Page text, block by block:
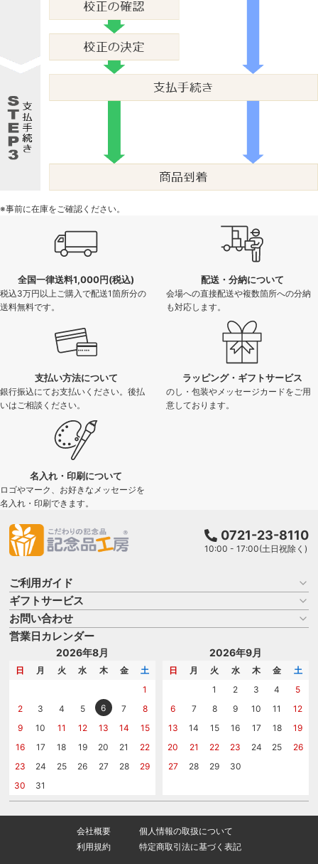
※事前に在庫をご確認ください。
全国一律送料1,000円(税込)
税込3万円以上ご購入で配送1箇所分の
送料無料です。
配送・分納について
会場への直接配送や複数箇所への分納
も対応します。
支払い方法について
銀行振込にてお支払いください。後払
いはご相談ください。
ラッピング・ギフトサービス
のし・包装やメッセージカードをご用
意しております。
名入れ・印刷について
ロゴやマーク、お好きなメッセージを
名入れ・印刷できます。
0721-23-8110
10:00 - 17:00(土日祝除く)
ご利用ガイド
お買い物ガイド
よくある質問
はじめての記念品選び
記念品工房の使い方
ギフトサービス
名入れについて
のし
メッセージカード
お問い合わせ
商品選びを相談する
名入れについて相談する
カタログを請求する
営業日カレンダー
2026年8月
日 月 火 水 木 金
土
1
2
3 4 5 6 7
8
9
10 11 12 13 14
15
16
17 18 19 20 21
22
23
24 25 26 27 28
29
30
31
2026年9月
日 月 火 水 木 金
土
1
2 3 4
5
6
7 8 9 10 11
12
13
14 15 16 17 18
19
20
21 22 23 24 25
26
27
28 29 30
会社概要
個人情報の取扱について
利用規約
特定商取引法に基づく表記